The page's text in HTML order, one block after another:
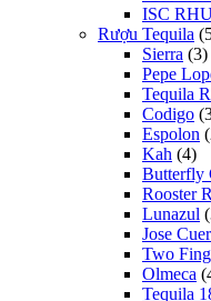
ISC
Rượu Tequila
Sierra (3)
Pepe
Tequila
Codigo
Espolon
Kah (4)
Butterfly
Rooster
Lunazul
Jose
Two
Olmeca
Tequila